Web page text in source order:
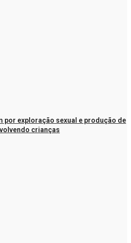
por exploração sexual e produção de
crianças